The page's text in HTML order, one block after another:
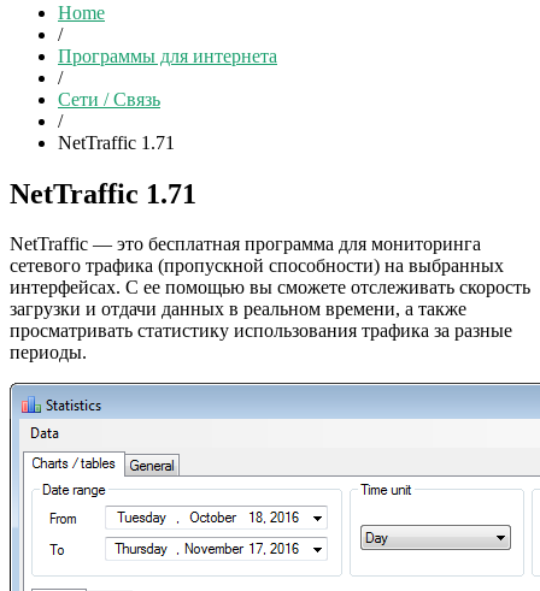
Home
/
Программы для интернета
/
Сети / Связь
/
NetTraffic 1.71
NetTraffic 1.71
NetTraffic — это бесплатная программа для мониторинга
сетевого трафика (пропускной способности) на выбранных
интерфейсах. С ее помощью вы сможете отслеживать скорость
загрузки и отдачи данных в реальном времени, а также
просматривать статистику использования трафика за разные
периоды.